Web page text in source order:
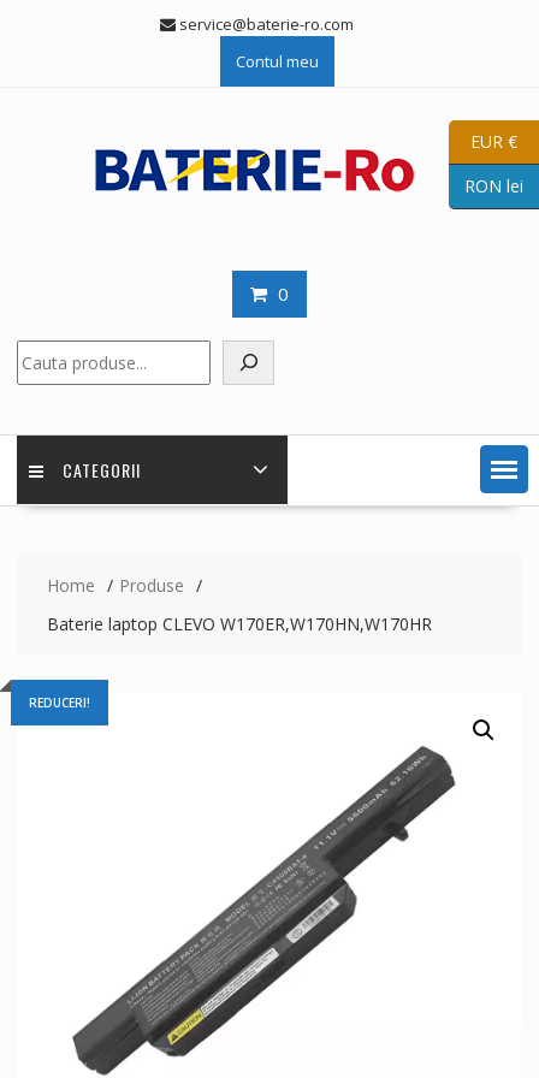
service@baterie-ro.com
Contul meu
0
CATEGORII
Home
Produse
Baterie laptop CLEVO W170ER,W170HN,W170HR
REDUCERI!
EUR €
RON lei